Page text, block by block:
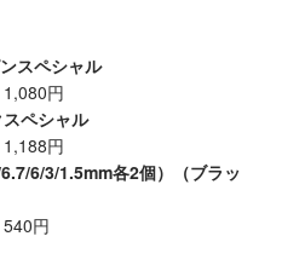
スペシャル
円
ペシャル
円
6/3/1.5mm各2個）（ブラッ
円